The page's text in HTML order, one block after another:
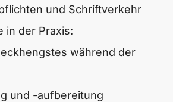
und Schriftverkehr
in der Praxis:
während der
und -aufbereitung